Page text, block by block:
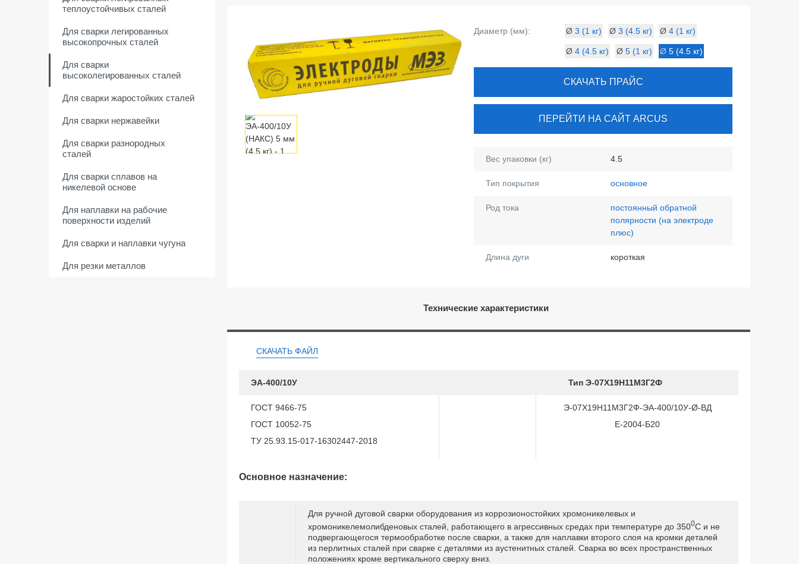
теплоустойчивых сталей
Для сварки легированных
высокопрочных сталей
Для сварки
высоколегированных сталей
Для сварки жаростойких сталей
Для сварки нержавейки
Для сварки разнородных
сталей
Для сварки сплавов на
никелевой основе
Для наплавки на рабочие
поверхности изделий
Для сварки и наплавки чугуна
Для резки металлов
Диаметр (мм): Ø3 (1 кг) Ø3 (4.5 кг) Ø4 (1 кг)
Ø4 (4.5 кг) Ø5 (1 кг) Ø5 (4.5 кг)
СКАЧАТЬ ПРАЙС
ПЕРЕЙТИ НА САЙТ ARCUS
Вес упаковки (кг) 4.5
Тип покрытия основное
Род тока
постоянный обратной
полярности (на электроде
плюс)
Длина дуги короткая
Технические характеристики
СКАЧАТЬ ФАЙЛ
ЭА-400/10У Тип Э-07Х19Н11М3Г2Ф
ГОСТ 9466-75
ГОСТ 10052-75
ТУ 25.93.15-017-16302447-2018
Э-07Х19Н11М3Г2Ф-ЭА-400/10У-Ø-ВД
Е-2004-Б20
Основное назначение:
Для ручной дуговой сварки оборудования из коррозионостойких хромоникелевых и
хромоникелемолибденовых сталей, работающего в агрессивных средах при температуре до 3500С и не
подвергающегося термообработке после сварки, а также для наплавки второго слоя на кромки деталей
из перлитных сталей при сварке с деталями из аустенитных сталей. Сварка во всех пространственных
положениях кроме вертикального сверху вниз.